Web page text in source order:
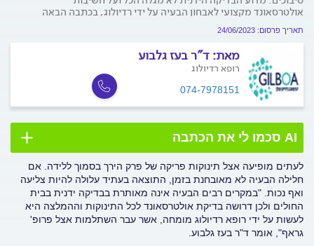
אולטרסאונד מקצועי לאבחון הבעיה על ידי רדיולוג, בכתבה הבאה
תאריך פרסום: 24/06/2023
מאת: ד"ר בעז גלבוע
רופא רדיולוג
074-7978151
AI סכמו לי את הכתבה
לעתים מופיעה אצל תינוקות פריקה של פרק הירך בסמוך ללידה. אם
חלילה הבעיה לא מאובחנת בזמן, התוצאה בעתיד עלולה להיות צליעה
ואף נכות. "במקרים רבים הבעיה אינה מאותרת בבדיקה ידנית בבית
החולים ולכן דרושה בדיקת אולטרסאונד לכל התינוקות וההמלצה היא
לעשות על ידי רופא רדיולוג מומחה, אשר עבר השתלמות אצל פרופ'
גראף", אומר ד"ר בעז גלבוע.